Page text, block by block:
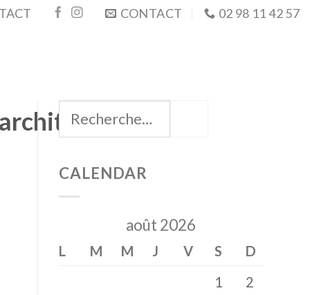
CONTACT 02 98 11 42 57
CALENDAR
août 2026
L M M J V S
D
1
2